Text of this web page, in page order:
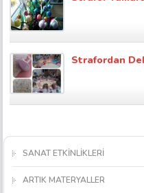
Strafordan
SANAT ETKİNLİKLERİ
ARTIK MATERYALLER